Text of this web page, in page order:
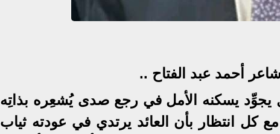
أحمد عبد الفتاح ..
يجوِّد يسكنه الأمل في رجع صدى يُشعِره بذاتِه
كل انتظار بأن العائد يرتدي في عودته ثياب